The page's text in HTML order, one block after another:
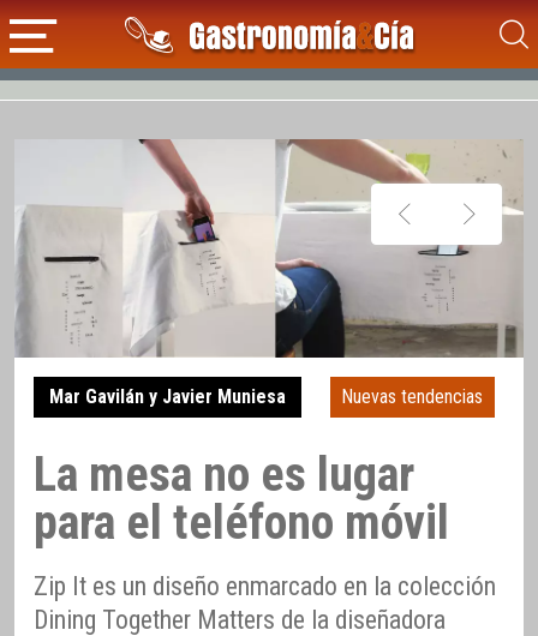
Mar Gavilán y Javier Muniesa Nuevas tendencias
La mesa no es lugar
para el teléfono móvil
Zip It es un diseño enmarcado en la colección
Dining Together Matters de la diseñadora